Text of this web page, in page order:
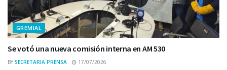
GREMIAL
Se votó una nueva comisión interna en AM 530
BY SECRETARIA PRENSA 17/07/2026